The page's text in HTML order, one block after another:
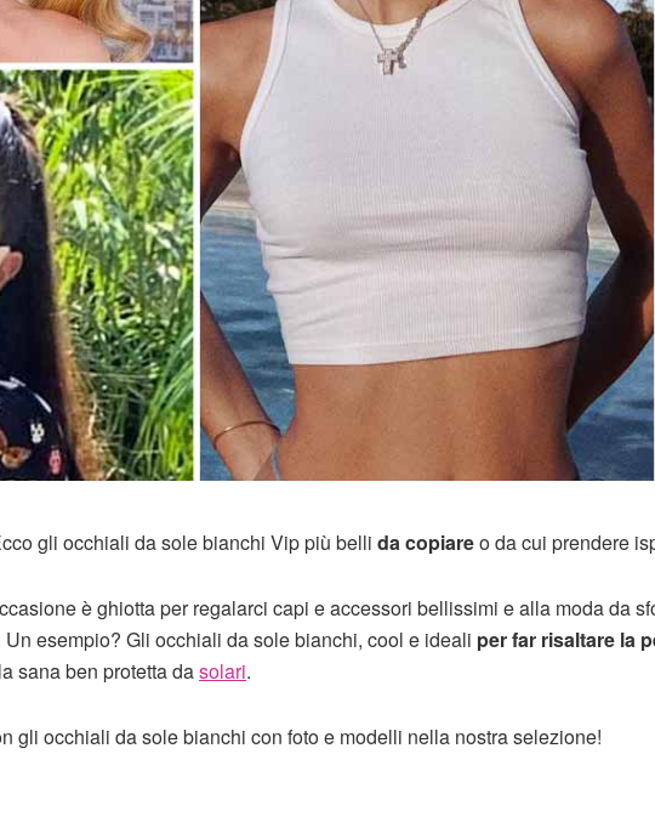
gli occhiali da sole bianchi Vip più belli da copiareo da cui prendere
è ghiotta per regalarci capi e accessori bellissimi e alla moda da
esempio? Gli occhiali da sole bianchi, cool e ideali per far risaltare la
sana ben protetta dasolari.
gli occhiali da sole bianchi con foto e modelli nella nostra selezione!